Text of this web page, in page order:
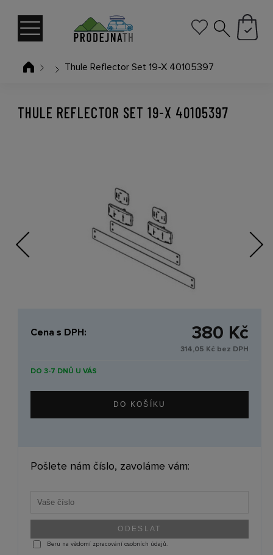
Thule Reflector Set 19-X 40105397
Previous Next
THULE REFLECTOR SET 19-X 40105397
Cena s DPH: 380 Kč
314,05 Kč bez DPH
DO 3-7 DNŮ U VÁS
Pošlete nám číslo, zavoláme vám:
Beru na vědomí zpracování osobních údajů.